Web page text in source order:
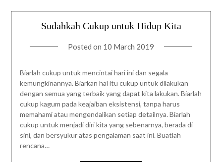
Sudahkah Cukup untuk Hidup Kita
Posted on 10 March 2019
Biarlah cukup untuk mencintai hari ini dan segala
kemungkinannya. Biarkan hal itu cukup untuk dilakukan
dengan semua yang terbaik yang dapat kita lakukan. Biarlah
cukup kagum pada keajaiban eksistensi, tanpa harus
memahami atau mengendalikan setiap detailnya. Biarlah
cukup untuk menjadi diri kita yang sebenarnya, berada di
sini, dan bersyukur atas pengalaman saat ini. Buatlah
rencana…